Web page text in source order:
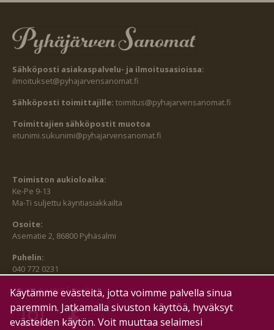
Sähköposti asiakaspalvelu- ja ilmoitusasioissa:
ilmoitukset@pyhajarvensanomat.fi
Sähköposti toimittajille: toimitus@pyhajarvensanomat.fi
Toimittajien sähköpostit muotoa
etunimi.sukunimi@pyhajarvensanomat.fi
Toimiston aukioloaika:
Ke-Pe 9-13
Ma-Ti suljettu käyntiasiakkailta
Osoite:
Asematie 2, 86800 Pyhäsalmi
Puhelin:
040 772 0231
SEURAA MEITÄ MYÖS:
Käytämme evästeitä, jotta voimme palvella sinua
paremmin. Jatkamalla sivuston käyttöä, hyväksyt
evästeiden käytön. Voit muuttaa selaimesi